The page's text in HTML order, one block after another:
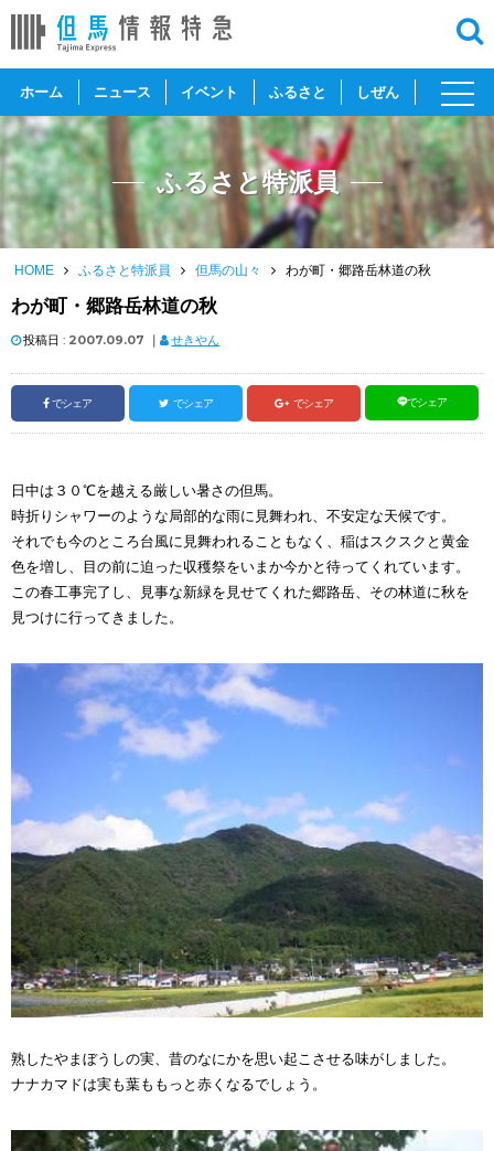
ホーム ニュース イベント ふるさと しぜん
toggle
ふるさと特派員
HOME ふるさと特派員 但馬の山々 わが町・郷路岳林道の秋
わが町・郷路岳林道の秋
投稿日 : 2007.09.07 ｜ せきやん
でシェア でシェア でシェア でシェア
日中は３０℃を越える厳しい暑さの但馬。
時折りシャワーのような局部的な雨に見舞われ、不安定な天候です。
それでも今のところ台風に見舞われることもなく、稲はスクスクと黄金
色を増し、目の前に迫った収穫祭をいまか今かと待ってくれています。
この春工事完了し、見事な新緑を見せてくれた郷路岳、その林道に秋を
見つけに行ってきました。
熟したやまぼうしの実、昔のなにかを思い起こさせる味がしました。
ナナカマドは実も葉ももっと赤くなるでしょう。